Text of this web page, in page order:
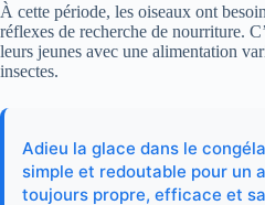
À cette période, les oiseaux ont
réflexes de recherche de nourriture.
leurs jeunes avec une alimentation
insectes.
Adieu la glace dans le
simple et redoutable pour un
toujours propre, efficace et